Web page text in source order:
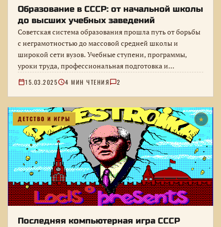
Образование в СССР: от начальной школы
до высших учебных заведений
Советская система образования прошла путь от борьбы
с неграмотностью до массовой средней школы и
широкой сети вузов. Учебные ступени, программы,
уроки труда, профессиональная подготовка и…
15.03.2025 4 МИН ЧТЕНИЯ 2
ДЕТСТВО И ИГРЫ ★
Последняя компьютерная игра СССР